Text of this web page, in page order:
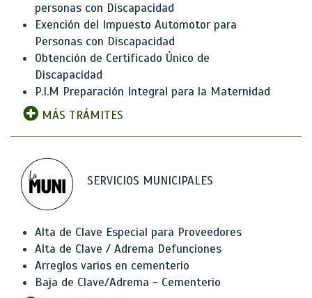
personas con Discapacidad
Exención del Impuesto Automotor para
Personas con Discapacidad
Obtención de Certificado Único de
Discapacidad
P.I.M Preparación Integral para la Maternidad
MÁS TRÁMITES
SERVICIOS MUNICIPALES
Alta de Clave Especial para Proveedores
Alta de Clave / Adrema Defunciones
Arreglos varios en cementerio
Baja de Clave/Adrema - Cementerio